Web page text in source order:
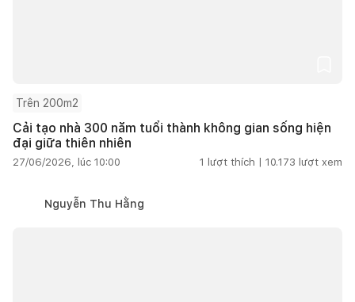
Trên 200m2
Cải tạo nhà 300 năm tuổi thành không gian sống hiện
đại giữa thiên nhiên
27/06/2026, lúc 10:00 1 lượt thích | 10.173 lượt xem
Nguyễn Thu Hằng